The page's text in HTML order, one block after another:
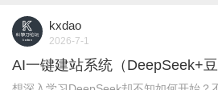
kxdao
2026-7-1
AI一键建站系统（DeepSeek+豆